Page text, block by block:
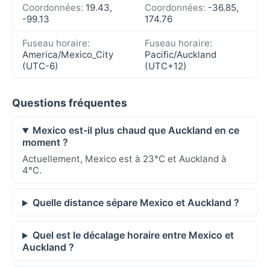
Coordonnées: 19.43,
-99.13
Coordonnées: -36.85,
174.76
Fuseau horaire:
America/Mexico_City
(UTC-6)
Fuseau horaire:
Pacific/Auckland
(UTC+12)
Questions fréquentes
Mexico est-il plus chaud que Auckland en ce
moment ?
Actuellement, Mexico est à 23°C et Auckland à
4°C.
Quelle distance sépare Mexico et Auckland ?
Quel est le décalage horaire entre Mexico et
Auckland ?